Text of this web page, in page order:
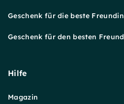
Geschenk für die beste Freundin
Geschenk für den besten Freund
Hilfe
Magazin